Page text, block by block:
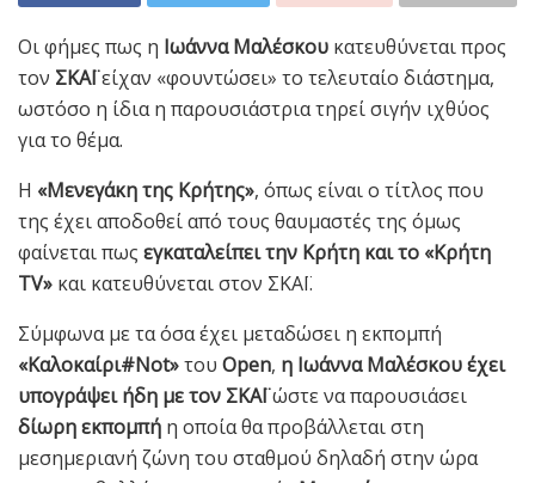
Οι φήμες πως η Ιωάννα Μαλέσκου κατευθύνεται προς
τον ΣΚΑΪείχαν «φουντώσει» το τελευταίο διάστημα,
ωστόσο η ίδια η παρουσιάστρια τηρεί σιγήν ιχθύος
για το θέμα.
Η «Μενεγάκη της Κρήτης», όπως είναι ο τίτλος που
της έχει αποδοθεί από τους θαυμαστές της όμως
φαίνεται πως εγκαταλείπει την Κρήτη και το «Κρήτη
TV» και κατευθύνεται στον ΣΚΑΪ.
Σύμφωνα με τα όσα έχει μεταδώσει η εκπομπή
«Καλοκαίρι#Not»του Open, η Ιωάννα Μαλέσκου έχει
υπογράψει ήδη με τον ΣΚΑΪώστε να παρουσιάσει
δίωρη εκπομπή η οποία θα προβάλλεται στη
μεσημεριανή ζώνη του σταθμού δηλαδή στην ώρα